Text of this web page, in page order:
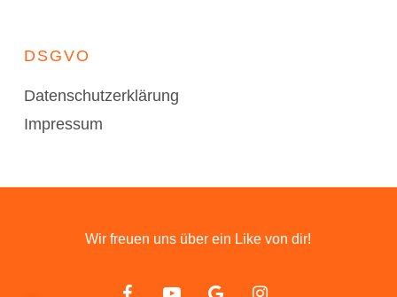
DSGVO
Datenschutzerklärung
Impressum
Wir freuen uns über ein Like von dir!
facebookyoutube google- instagram